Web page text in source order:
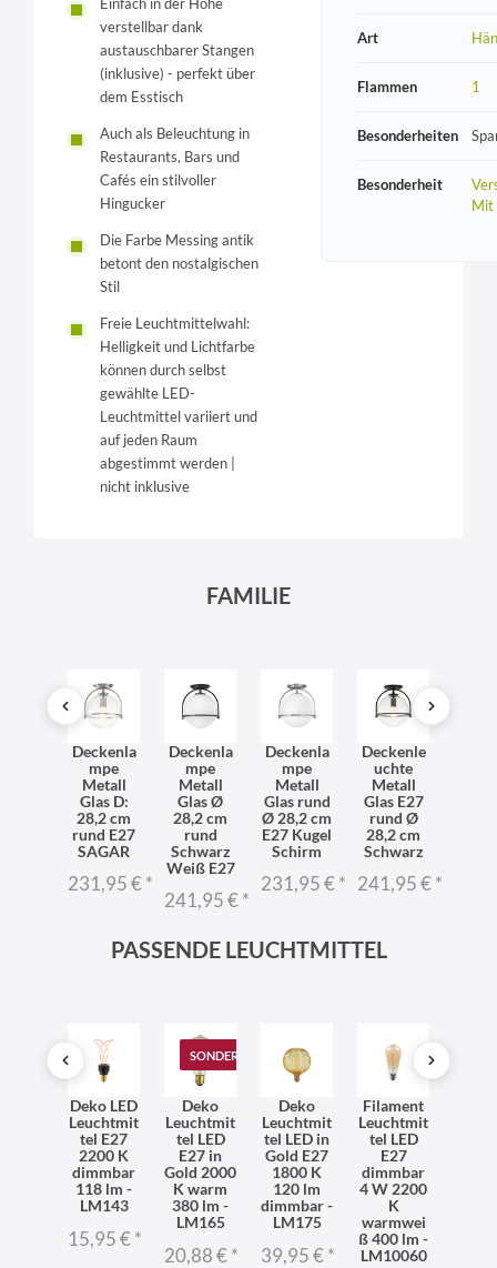
Einfach in der Höhe
verstellbar dank
austauschbarer Stangen
(inklusive) - perfekt über
dem Esstisch
Auch als Beleuchtung in
Restaurants, Bars und
Cafés ein stilvoller
Hingucker
Die Farbe Messing antik
betont den nostalgischen
Stil
Freie Leuchtmittelwahl:
Helligkeit und Lichtfarbe
können durch selbst
gewählte LED-
Leuchtmittel variiert und
auf jeden Raum
abgestimmt werden |
nicht inklusive
Art
Flammen 1
Besonderheiten
Besonderheit
Mit
FAMILIE
Deckenla
mpe
Metall
Glas D:
28,2 cm
rund E27
SAGAR
231,95 €*
Deckenla
mpe
Metall
Glas Ø
28,2 cm
rund
Schwarz
Weiß E27
241,95 €*
Deckenla
mpe
Metall
Glas rund
Ø 28,2 cm
E27 Kugel
Schirm
231,95 €*
Deckenle
uchte
Metall
Glas E27
rund Ø
28,2 cm
Schwarz
241,95 €*
PASSENDE LEUCHTMITTEL
Deko LED
Leuchtmit
tel E27
2200 K
dimmbar
118 lm -
LM143
15,95 €*
SONDERANGEBOT
Deko
Leuchtmit
tel LED
E27 in
Gold 2000
K warm
380 lm -
LM165
20,88 €*
Deko
Leuchtmit
tel LED in
Gold E27
1800 K
120 lm
dimmbar -
LM175
39,95 €*
Filament
Leuchtmit
tel LED
E27
dimmbar
4 W 2200
K
warmwei
ß 400 lm -
LM10060